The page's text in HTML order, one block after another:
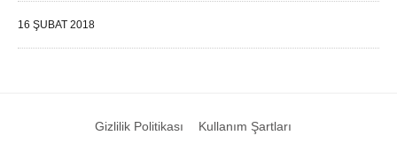
16 ŞUBAT 2018
Gizlilik Politikası Kullanım Şartları